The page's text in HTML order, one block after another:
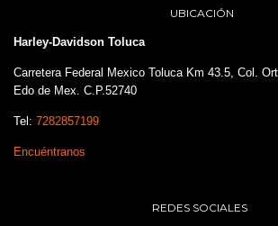
UBICACIÓN
Harley-Davidson Toluca
Carretera Federal Mexico Toluca Km 43.5, Col.
Edo de Mex. C.P.52740
Tel: 7282857199
Encuéntranos
REDES SOCIALES